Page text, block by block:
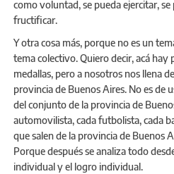
como voluntad, se pueda ejercitar,
fructificar.
Y otra cosa más, porque no es un
tema colectivo. Quiero decir, acá hay
medallas, pero a nosotros nos llena
provincia de Buenos Aires. No es de
del conjunto de la provincia de
automovilista, cada futbolista, cada
que salen de la provincia de Buenos
Porque después se analiza todo
individual y el logro individual.